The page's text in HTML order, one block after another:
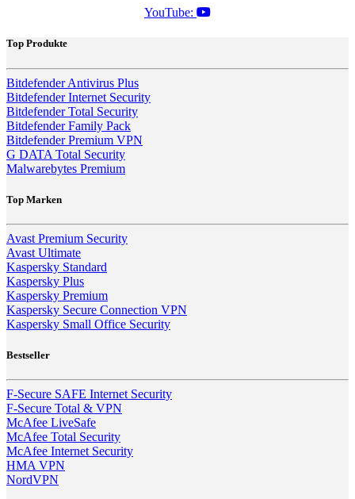
YouTube:
Top Produkte
Bitdefender Antivirus Plus
Bitdefender Internet Security
Bitdefender Total Security
Bitdefender Family Pack
Bitdefender Premium VPN
G DATA Total Security
Malwarebytes Premium
Top Marken
Avast Premium Security
Avast Ultimate
Kaspersky Standard
Kaspersky Plus
Kaspersky Premium
Kaspersky Secure Connection VPN
Kaspersky Small Office Security
Bestseller
F-Secure SAFE Internet Security
F-Secure Total & VPN
McAfee LiveSafe
McAfee Total Security
McAfee Internet Security
HMA VPN
NordVPN